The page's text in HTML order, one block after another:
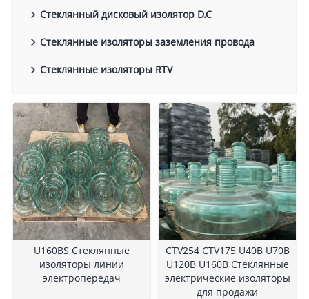
электропередач
Стеклянный дисковый изолятор D.C
Стеклянные изоляторы заземления провода
Стеклянные изоляторы RTV
U160BS Стеклянные
изоляторы линии
электропередач
CTV254 CTV175 U40B U70B
U120B U160B Стеклянные
электрические изоляторы
для продажи